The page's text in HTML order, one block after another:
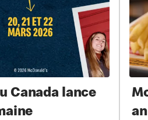
Canada lance